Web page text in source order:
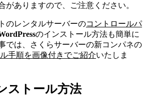
がありますので、ご注意ください。
のレンタルサーバーのコントロールパ
のインストール方法も簡単に
では、さくらサーバーの新コンパネの
手順を画像付きでご紹介いたしま
ストール方法